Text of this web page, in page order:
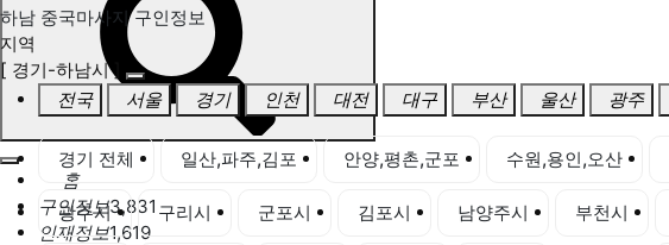
홈
구인정보3,831
인재정보1,619
하남 중국마사지 구인정보
지역
[ 경기-하남시 ]
전국
서울 경기 인천 대전 대구 부산 울산 광주
경기 전체 일산,파주,김포 안양,평촌,군포 수원,용인,오산
광주시 구리시 군포시 김포시 남양주시 부천시